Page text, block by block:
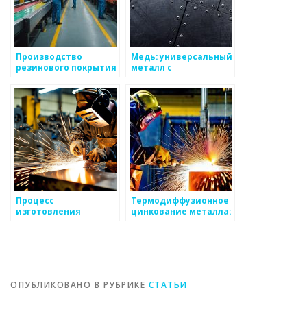
Производство
резинового покрытия
спортивных
площадок по низкой
цене в Москве
Медь: универсальный
металл с
возможностями
Процесс
изготовления
Термодиффузионное
цинкование металла:
ОПУБЛИКОВАНО В РУБРИКЕ СТАТЬИ